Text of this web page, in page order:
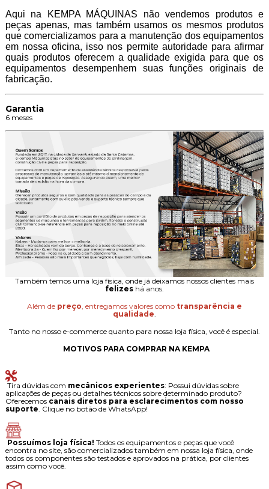
Aqui na KEMPA MÁQUINAS não vendemos produtos e
peças apenas, mas também usamos os mesmos produtos
que comercializamos para a manutenção dos equipamentos
em nossa oficina, isso nos permite autoridade para afirmar
quais produtos oferecem a qualidade exigida para que os
equipamentos desempenhem suas funções originais de
fabricação.
Garantia
6 meses
Também temos uma loja física, onde já deixamos nossos clientes mais
felizeshá anos.
Além de preço, entregamos valores como transparência e
qualidade.
Tanto no nosso e-commerce quanto para nossa loja física, você é especial.
MOTIVOS PARA COMPRAR NA KEMPA
Tira dúvidas com mecânicos experientes: Possui dúvidas sobre
aplicações de peças ou detalhes técnicos sobre determinado produto?
Oferecemos canais diretos para esclarecimentos com nosso
suporte. Clique no botão de WhatsApp!
Possuímos loja física! Todos os equipamentos e peças que você
encontra no site, são comercializados também em nossa loja física, onde
todos os componentes são testados e aprovados na prática, por clientes
assim como você.